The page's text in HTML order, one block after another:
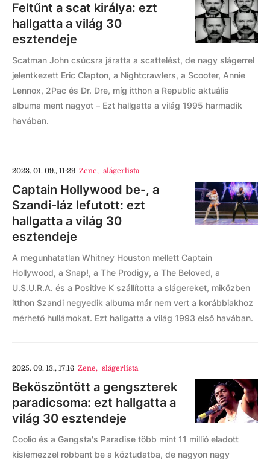
Feltűnt a scat királya: ezt
hallgatta a világ 30
esztendeje
Scatman John csúcsra járatta a scattelést, de nagy slágerrel
jelentkezett Eric Clapton, a Nightcrawlers, a Scooter, Annie
Lennox, 2Pac és Dr. Dre, míg itthon a Republic aktuális
albuma ment nagyot – Ezt hallgatta a világ 1995 harmadik
havában.
2023. 01. 09., 11:29 Zene, slágerlista
Captain Hollywood be-, a
Szandi-láz lefutott: ezt
hallgatta a világ 30
esztendeje
A megunhatatlan Whitney Houston mellett Captain
Hollywood, a Snap!, a The Prodigy, a The Beloved, a
U.S.U.R.A. és a Positive K szállította a slágereket, miközben
itthon Szandi negyedik albuma már nem vert a korábbiakhoz
mérhető hullámokat. Ezt hallgatta a világ 1993 első havában.
2025. 09. 13., 17:16 Zene, slágerlista
Beköszöntött a gengszterek
paradicsoma: ezt hallgatta a
világ 30 esztendeje
Coolio és a Gangsta's Paradise több mint 11 millió eladott
kislemezzel robbant be a köztudatba, de nagyon nagy